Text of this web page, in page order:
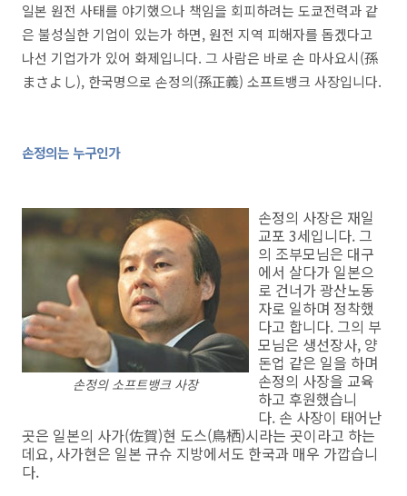
일본 원전 사태를 야기했으나 책임을 회피하려는 도쿄전력과 같
은 불성실한 기업이 있는가 하면, 원전 지역 피해자를 돕겠다고
나선 기업가가 있어 화제입니다. 그 사람은 바로 손 마사요시(孫
まさよし), 한국명으로 손정의(孫正義) 소프트뱅크 사장입니다.
손정의는 누구인가
손정의 소프트뱅크 사장
손정의 사장은 재일
교포 3세입니다. 그
의 조부모님은 대구
에서 살다가 일본으
로 건너가 광산노동
자로 일하며 정착했
다고 합니다. 그의 부
모님은 생선장사, 양
돈업 같은 일을 하며
손정의 사장을 교육
하고 후원했습니
다. 손 사장이 태어난
곳은 일본의 사가(佐賀)현 도스(鳥栖)시라는 곳이라고 하는
데요, 사가현은 일본 규슈 지방에서도 한국과 매우 가깝습니
다.